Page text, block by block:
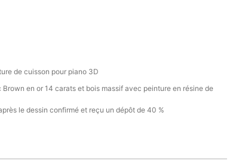
de cuisson pour piano 3D
Brown en or 14 carats et bois massif avec peinture en résine de
le dessin confirmé et reçu un dépôt de 40 %